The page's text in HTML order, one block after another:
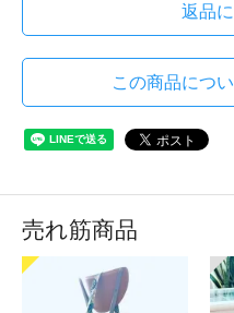
返品
この商品につ
売れ筋商品